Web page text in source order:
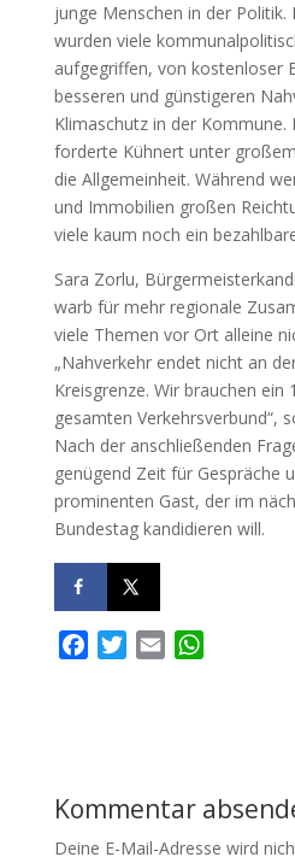
junge Menschen in der Politik.
wurden viele
aufgegriffen, von kostenloser
besseren und günstigeren
Klimaschutz in der
forderte Kühnert unter
die Allgemeinheit. Während
und Immobilien großen
viele kaum noch ein
Sara Zorlu,
warb für mehr regionale
viele Themen vor Ort alleine
„Nahverkehr endet nicht an
Kreisgrenze. Wir brauchen ein
gesamten Verkehrsverbund“,
Nach der anschließenden
genügend Zeit für Gespräche
prominenten Gast, der im
Bundestag kandidieren will.
o
k
r
p
p
Kommentar
Deine E-Mail-Adresse wird